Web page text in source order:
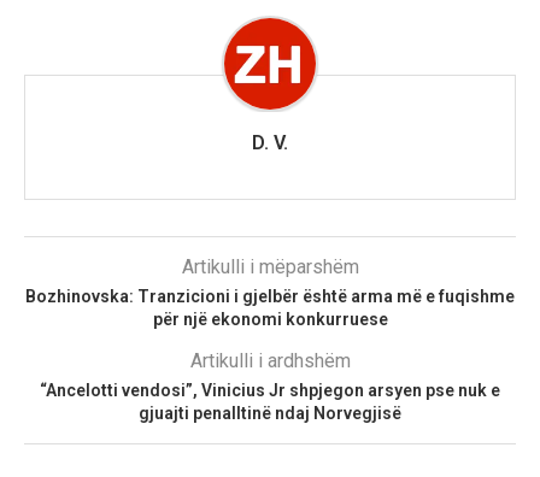
D. V.
Artikulli i mëparshëm
Bozhinovska: Tranzicioni i gjelbër është arma më e fuqishme
për një ekonomi konkurruese
Artikulli i ardhshëm
“Ancelotti vendosi”, Vinicius Jr shpjegon arsyen pse nuk e
gjuajti penalltinë ndaj Norvegjisë